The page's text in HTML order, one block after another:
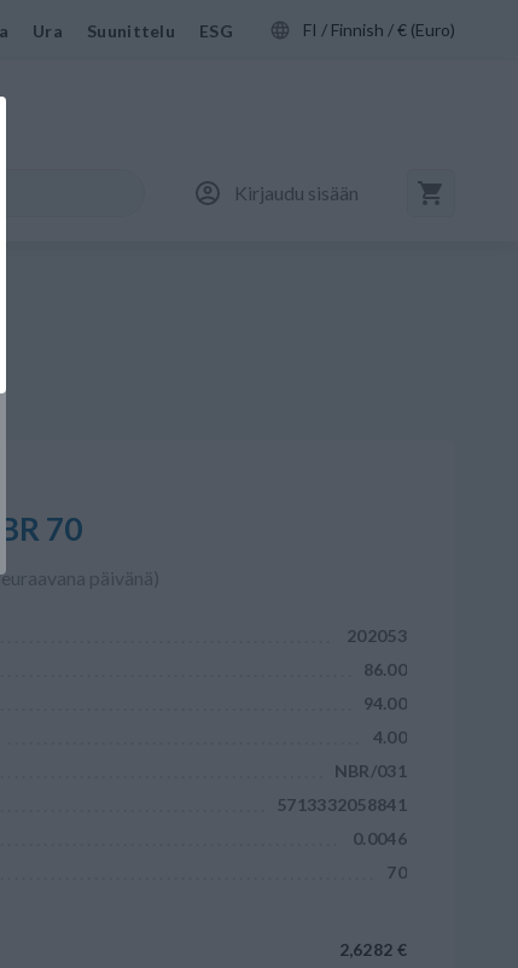
Ura Suunittelu ESG FI / Finnish / € (Euro)
Kirjaudu sisään
70
päivänä)
202053
86.00
94.00
4.00
NBR/031
5713332058841
0.0046
70
2,6282 €